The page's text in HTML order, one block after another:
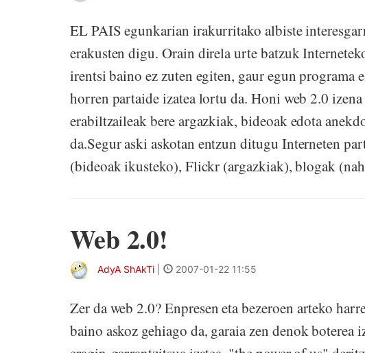
EL PAIS egunkarian irakurritako albiste
erakusten digu. Orain direla urte batzuk
irentsi baino ez zuten egiten, gaur egun programa
horren partaide izatea lortu da. Honi web 2.0
erabiltzaileak bere argazkiak, bideoak edota
da.Segur aski askotan entzun ditugu Interneten
(bideoak ikusteko), Flickr (argazkiak), blogak
Web 2.0!
AdyA ShAkTi 2007-01-22 11:55
Zer da web 2.0? Enpresen eta bezeroen arteko
baino askoz gehiago da, garaia zen denok boterea